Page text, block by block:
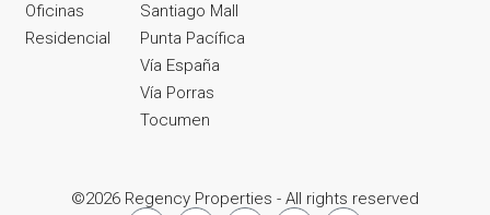
Oficinas
Residencial
Santiago Mall
Punta Pacífica
Vía España
Vía Porras
Tocumen
©2026 Regency Properties - All rights reserved